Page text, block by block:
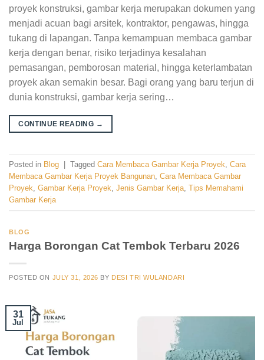
proyek konstruksi, gambar kerja merupakan dokumen yang
menjadi acuan bagi arsitek, kontraktor, pengawas, hingga
tukang di lapangan. Tanpa kemampuan membaca gambar
kerja dengan benar, risiko terjadinya kesalahan
pemasangan, pemborosan material, hingga keterlambatan
proyek akan semakin besar. Bagi orang yang baru terjun di
dunia konstruksi, gambar kerja sering…
CONTINUE READING →
Posted in Blog | Tagged Cara Membaca Gambar Kerja Proyek Cara
Membaca Gambar Kerja Proyek Bangunan Cara Membaca Gambar
Proyek Gambar Kerja Proyek Jenis Gambar Kerja Tips Memahami
Gambar Kerja
BLOG
Harga Borongan Cat Tembok Terbaru 2026
POSTED ON JULY 31, 2026 BY DESI TRI WULANDARI
31
Jul